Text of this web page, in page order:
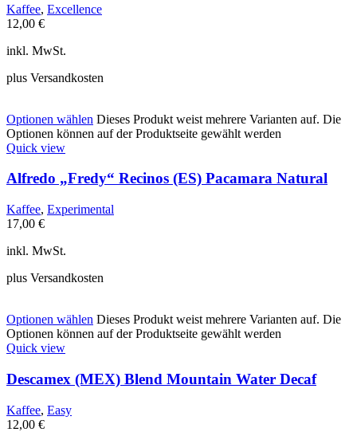
Kaffee, Excellence
12,00 €
inkl. MwSt.
plus Versandkosten
Optionen wählen Dieses Produkt weist mehrere Varianten auf. Die
Optionen können auf der Produktseite gewählt werden
Quick view
Alfredo „Fredy“ Recinos (ES) Pacamara Natural
Kaffee, Experimental
17,00 €
inkl. MwSt.
plus Versandkosten
Optionen wählen Dieses Produkt weist mehrere Varianten auf. Die
Optionen können auf der Produktseite gewählt werden
Quick view
Descamex (MEX) Blend Mountain Water Decaf
Kaffee, Easy
12,00 €